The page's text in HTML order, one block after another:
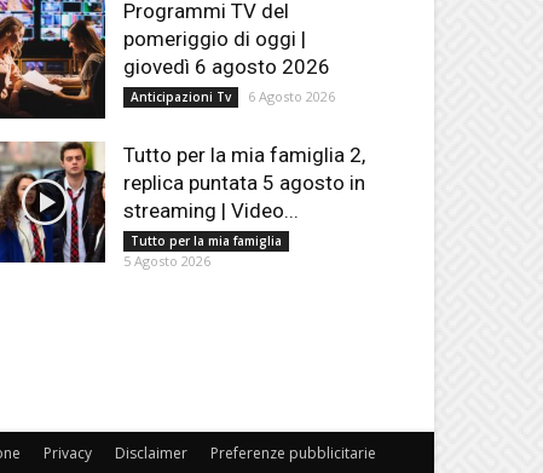
Programmi TV del
pomeriggio di oggi |
giovedì 6 agosto 2026
Anticipazioni Tv 6 Agosto 2026
Tutto per la mia famiglia 2,
replica puntata 5 agosto in
streaming | Video...
Tutto per la mia famiglia
5 Agosto 2026
Privacy Disclaimer Preferenze pubblicitarie